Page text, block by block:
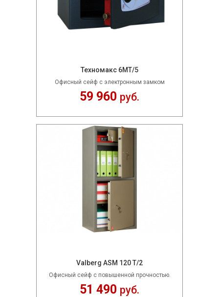
Техномакс 6МТ/5
Офисный сейф с электронным замком
59 960 руб.
Valberg ASM 120 T/2
Офисный сейф с повышенной прочностью.
51 490 руб.